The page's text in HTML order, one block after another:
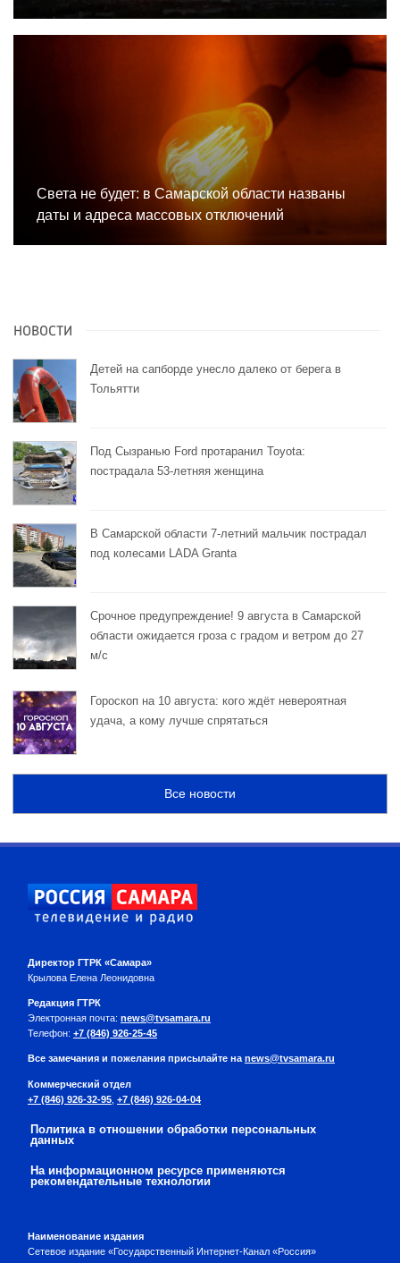
Света не будет: в Самарской области названы
даты и адреса массовых отключений
НОВОСТИ
Детей на сапборде унесло далеко от берега в
Тольятти
Под Сызранью Ford протаранил Toyota:
пострадала 53-летняя женщина
В Самарской области 7-летний мальчик пострадал
под колесами LADA Granta
Срочное предупреждение! 9 августа в Самарской
области ожидается гроза с градом и ветром до 27
м/с
Гороскоп на 10 августа: кого ждёт невероятная
удача, а кому лучше спрятаться
Все новости
Директор ГТРК «Самара»
Крылова Елена Леонидовна
Редакция ГТРК
Электронная почта: news@tvsamara.ru
Телефон: +7 (846) 926-25-45
Все замечания и пожелания присылайте на news@tvsamara.ru
Коммерческий отдел
+7 (846) 926-32-95 +7 (846) 926-04-04
Политика в отношении обработки персональных
данных
На информационном ресурсе применяются
рекомендательные технологии
Наименование издания
Сетевое издание «Государственный Интернет-Канал «Россия»